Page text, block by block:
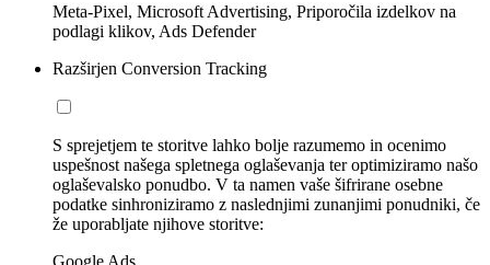
Meta-Pixel, Microsoft Advertising, Priporočila izdelkov na
podlagi klikov, Ads Defender
Razširjen Conversion Tracking
S sprejetjem te storitve lahko bolje razumemo in ocenimo
uspešnost našega spletnega oglaševanja ter optimiziramo našo
oglaševalsko ponudbo. V ta namen vaše šifrirane osebne
podatke sinhroniziramo z naslednjimi zunanjimi ponudniki, če
že uporabljate njihove storitve:
Google Ads